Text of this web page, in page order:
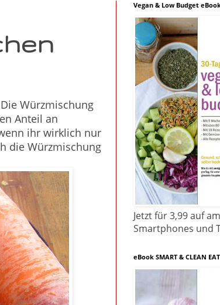
Würzmischung
Anteil an
ihr wirklich nur
die Würzmischung
Vegan & Low Budget
Jetzt für 3,99 auf
Smartphones und
eBook SMART & CLEAN